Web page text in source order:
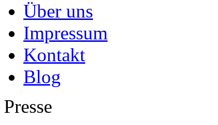
Über uns
Impressum
Kontakt
Blog
Presse